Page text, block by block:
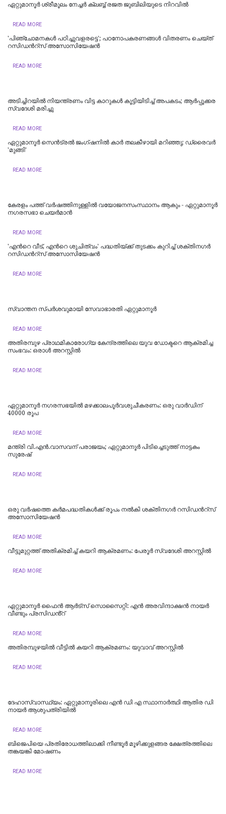
ഏറ്റുമാനൂർ ശ്രീമൂലം നേച്ചർ ക്ലബ്ബ് രജത ജുബിലിയുടെ നിറവിൽ
READ MORE
'പിഞ്ചോമനകള്‍ പഠിച്ചുവളരട്ടെ'; പഠനോപകരണങ്ങള്‍ വിതരണം ചെയ്ത്
റസിഡന്‍റ്സ് അസോസിയേഷന്‍
READ MORE
അടിച്ചിറയിൽ നിയന്ത്രണം വിട്ട കാറുകൾ കൂട്ടിയിടിച്ച് അപകടം; ആർപ്പൂക്കര
സ്വദേശി മരിച്ചു
READ MORE
ഏറ്റുമാനൂര്‍ സെന്‍ട്രല്‍ ജംഗ്ഷനില്‍ കാര്‍ തലകീഴായി മറിഞ്ഞു; ഡ്രൈവര്‍
'മുങ്ങി'
READ MORE
കേരളം പത്ത് വർഷത്തിനുള്ളിൽ വയോജനസംസ്ഥാനം ആകും - ഏറ്റുമാനൂർ
നഗരസഭാ ചെയർമാൻ
READ MORE
'എന്‍റെ വീട്, എന്‍റെ ശുചിത്വം' പദ്ധതിയ്ക്ക് തുടക്കം കുറിച്ച് ശക്തിനഗര്‍
റസിഡന്‍റ്സ് അസോസിയേഷന്‍
READ MORE
സ്വാന്തന സ്പർശവുമായി സേവാഭാരതി ഏറ്റുമാനൂർ
READ MORE
അതിരമ്പുഴ പ്രാഥമികാരോഗ്യ കേന്ദ്രത്തിലെ യുവ ഡോക്ടറെ ആക്രമിച്ച
സംഭവം: ഒരാൾ അറസ്റ്റിൽ
READ MORE
ഏറ്റുമാനൂര്‍ നഗരസഭയില്‍ മഴക്കാലപൂര്‍വശുചീകരണം: ഒരു വാര്‍ഡിന്
40000 രൂപ
READ MORE
മന്ത്രി വി.എന്‍.വാസവന് പരാജയം; ഏറ്റുമാനൂര്‍ പിടിച്ചെടുത്ത് നാട്ടകം
സുരേഷ്
READ MORE
ഒരു വർഷത്തെ കര്‍മപദ്ധതികള്‍ക്ക് രൂപം നല്‍കി ശക്തിനഗർ റസിഡന്‍റ്സ്
അസോസിയേഷൻ
READ MORE
വീട്ടുമുറ്റത്ത് അതിക്രമിച്ച് കയറി ആക്രമണം: പേരൂർ സ്വദേശി അറസ്റ്റിൽ
READ MORE
ഏറ്റുമാനൂർ ഫൈൻ ആർട്സ് സൊസൈറ്റി: എൻ അരവിന്ദാക്ഷൻ നായർ
വീണ്ടും പ്രസിഡൻ്റ്
READ MORE
അതിരമ്പുഴയിൽ വീട്ടിൽ കയറി ആക്രമണം: യുവാവ് അറസ്റ്റിൽ
READ MORE
ദേഹാസ്വാസ്ഥ്യം: ഏറ്റുമാനൂരിലെ എൻ ഡി എ സ്ഥാനാർത്ഥി ആതിര ഡി
നായർ ആശുപത്രിയിൽ
READ MORE
ബിജെപിയെ പ്രതിരോധത്തിലാക്കി നീണ്ടൂർ മൂഴിക്കുളങ്ങര ക്ഷേത്രത്തിലെ
തങ്കയങ്കി മോഷണം
READ MORE